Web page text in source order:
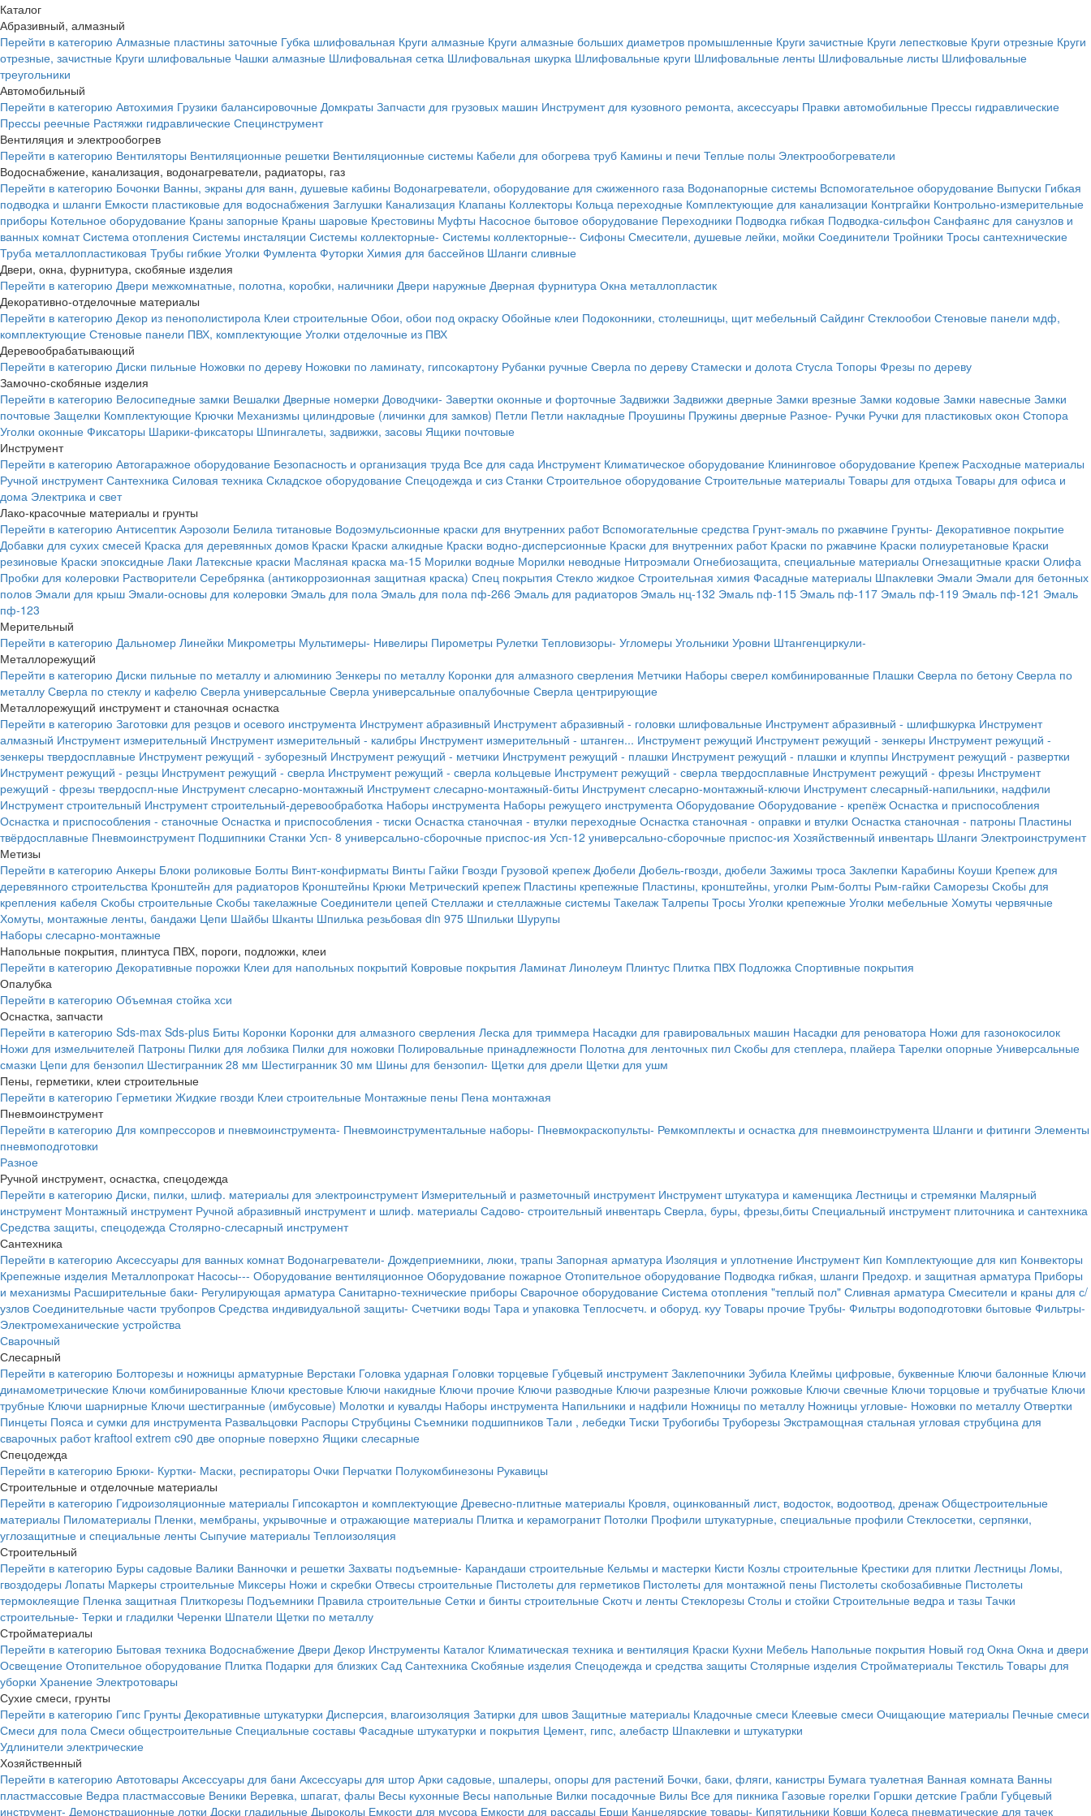
Каталог
Абразивный, алмазный
Перейти в категорию Алмазные пластины заточные Губка шлифовальная Круги алмазные Круги алмазные больших диаметров промышленные Круги зачистные Круги лепестковые Круги отрезные Круги
отрезные, зачистные Круги шлифовальные Чашки алмазные Шлифовальная сетка Шлифовальная шкурка Шлифовальные круги Шлифовальные ленты Шлифовальные листы Шлифовальные
треугольники
Автомобильный
Перейти в категорию Автохимия Грузики балансировочные Домкраты Запчасти для грузовых машин Инструмент для кузовного ремонта, аксессуары Правки автомобильные Прессы гидравлические
Прессы реечные Растяжки гидравлические Специнструмент
Вентиляция и электрообогрев
Перейти в категорию Вентиляторы Вентиляционные решетки Вентиляционные системы Кабели для обогрева труб Камины и печи Теплые полы Электрообогреватели
Водоснабжение, канализация, водонагреватели, радиаторы, газ
Перейти в категорию Бочонки Ванны, экраны для ванн, душевые кабины Водонагреватели, оборудование для сжиженного газа Водонапорные системы Вспомогательное оборудование Выпуски Гибкая
подводка и шланги Емкости пластиковые для водоснабжения Заглушки Канализация Клапаны Коллекторы Кольца переходные Комплектующие для канализации Контргайки Контрольно-измерительные
приборы Котельное оборудование Краны запорные Краны шаровые Крестовины Муфты Насосное бытовое оборудование Переходники Подводка гибкая Подводка-сильфон Санфаянс для санузлов и
ванных комнат Система отопления Системы инсталяции Системы коллекторные- Системы коллекторные-- Сифоны Смесители, душевые лейки, мойки Соединители Тройники Тросы сантехнические
Труба металлопластиковая Трубы гибкие Уголки Фумлента Футорки Химия для бассейнов Шланги сливные
Двери, окна, фурнитура, скобяные изделия
Перейти в категорию Двери межкомнатные, полотна, коробки, наличники Двери наружные Дверная фурнитура Окна металлопластик
Декоративно-отделочные материалы
Перейти в категорию Декор из пенополистирола Клеи строительные Обои, обои под окраску Обойные клеи Подоконники, столешницы, щит мебельный Сайдинг Стеклообои Стеновые панели мдф,
комплектующие Стеновые панели ПВХ, комплектующие Уголки отделочные из ПВХ
Деревообрабатывающий
Перейти в категорию Диски пильные Ножовки по дереву Ножовки по ламинату, гипсокартону Рубанки ручные Сверла по дереву Стамески и долота Стусла Топоры Фрезы по дереву
Замочно-скобяные изделия
Перейти в категорию Велосипедные замки Вешалки Дверные номерки Доводчики- Завертки оконные и форточные Задвижки Задвижки дверные Замки врезные Замки кодовые Замки навесные Замки
почтовые Защелки Комплектующие Крючки Механизмы цилиндровые (личинки для замков) Петли Петли накладные Проушины Пружины дверные Разное- Ручки Ручки для пластиковых окон Стопора
Уголки оконные Фиксаторы Шарики-фиксаторы Шпингалеты, задвижки, засовы Ящики почтовые
Инструмент
Перейти в категорию Автогаражное оборудование Безопасность и организация труда Все для сада Инструмент Климатическое оборудование Клининговое оборудование Крепеж Расходные материалы
Ручной инструмент Сантехника Силовая техника Складское оборудование Спецодежда и сиз Станки Строительное оборудование Строительные материалы Товары для отдыха Товары для офиса и
дома Электрика и свет
Лако-красочные материалы и грунты
Перейти в категорию Антисептик Аэрозоли Белила титановые Водоэмульсионные краски для внутренних работ Вспомогательные средства Грунт-эмаль по ржавчине Грунты- Декоративное покрытие
Добавки для сухих смесей Краска для деревянных домов Краски Краски алкидные Краски водно-дисперсионные Краски для внутренних работ Краски по ржавчине Краски полиуретановые Краски
резиновые Краски эпоксидные Лаки Латексные краски Масляная краска ма-15 Морилки водные Морилки неводные Нитроэмали Огнебиозащита, специальные материалы Огнезащитные краски Олифа
Пробки для колеровки Растворители Серебрянка (антикоррозионная защитная краска) Спец покрытия Стекло жидкое Строительная химия Фасадные материалы Шпаклевки Эмали Эмали для бетонных
полов Эмали для крыш Эмали-основы для колеровки Эмаль для пола Эмаль для пола пф-266 Эмаль для радиаторов Эмаль нц-132 Эмаль пф-115 Эмаль пф-117 Эмаль пф-119 Эмаль пф-121 Эмаль
пф-123
Мерительный
Перейти в категорию Дальномер Линейки Микрометры Мультимеры- Нивелиры Пирометры Рулетки Тепловизоры- Угломеры Угольники Уровни Штангенциркули-
Металлорежущий
Перейти в категорию Диски пильные по металлу и алюминию Зенкеры по металлу Коронки для алмазного сверления Метчики Наборы сверел комбинированные Плашки Сверла по бетону Сверла по
металлу Сверла по стеклу и кафелю Сверла универсальные Сверла универсальные опалубочные Сверла центрирующие
Металлорежущий инструмент и станочная оснастка
Перейти в категорию Заготовки для резцов и осевого инструмента Инструмент абразивный Инструмент абразивный - головки шлифовальные Инструмент абразивный - шлифшкурка Инструмент
алмазный Инструмент измерительный Инструмент измерительный - калибры Инструмент измерительный - штанген... Инструмент режущий Инструмент режущий - зенкеры Инструмент режущий -
зенкеры твердосплавные Инструмент режущий - зуборезный Инструмент режущий - метчики Инструмент режущий - плашки Инструмент режущий - плашки и клуппы Инструмент режущий - развертки
Инструмент режущий - резцы Инструмент режущий - сверла Инструмент режущий - сверла кольцевые Инструмент режущий - сверла твердосплавные Инструмент режущий - фрезы Инструмент
режущий - фрезы твердоспл-ные Инструмент слесарно-монтажный Инструмент слесарно-монтажный-биты Инструмент слесарно-монтажный-ключи Инструмент слесарный-напильники, надфили
Инструмент строительный Инструмент строительный-деревообработка Наборы инструмента Наборы режущего инструмента Оборудование Оборудование - крепёж Оснастка и приспособления
Оснастка и приспособления - станочные Оснастка и приспособления - тиски Оснастка станочная - втулки переходные Оснастка станочная - оправки и втулки Оснастка станочная - патроны Пластины
твёрдосплавные Пневмоинструмент Подшипники Станки Усп- 8 универсально-сборочные приспос-ия Усп-12 универсально-сборочные приспос-ия Хозяйственный инвентарь Шланги Электроинструмент
Метизы
Перейти в категорию Анкеры Блоки роликовые Болты Винт-конфирматы Винты Гайки Гвозди Грузовой крепеж Дюбели Дюбель-гвозди, дюбели Зажимы троса Заклепки Карабины Коуши Крепеж для
деревянного строительства Кронштейн для радиаторов Кронштейны Крюки Метрический крепеж Пластины крепежные Пластины, кронштейны, уголки Рым-болты Рым-гайки Саморезы Скобы для
крепления кабеля Скобы строительные Скобы такелажные Соединители цепей Стеллажи и стеллажные системы Такелаж Талрепы Тросы Уголки крепежные Уголки мебельные Хомуты червячные
Хомуты, монтажные ленты, бандажи Цепи Шайбы Шканты Шпилька резьбовая din 975 Шпильки Шурупы
Наборы слесарно-монтажные
Напольные покрытия, плинтуса ПВХ, пороги, подложки, клеи
Перейти в категорию Декоративные порожки Клеи для напольных покрытий Ковровые покрытия Ламинат Линолеум Плинтус Плитка ПВХ Подложка Спортивные покрытия
Опалубка
Перейти в категорию Объемная стойка хси
Оснастка, запчасти
Перейти в категорию Sds-max Sds-plus Биты Коронки Коронки для алмазного сверления Леска для триммера Насадки для гравировальных машин Насадки для реноватора Ножи для газонокосилок
Ножи для измельчителей Патроны Пилки для лобзика Пилки для ножовки Полировальные принадлежности Полотна для ленточных пил Скобы для степлера, плайера Тарелки опорные Универсальные
смазки Цепи для бензопил Шестигранник 28 мм Шестигранник 30 мм Шины для бензопил- Щетки для дрели Щетки для ушм
Пены, герметики, клеи строительные
Перейти в категорию Герметики Жидкие гвозди Клеи строительные Монтажные пены Пена монтажная
Пневмоинструмент
Перейти в категорию Для компрессоров и пневмоинструмента- Пневмоинструментальные наборы- Пневмокраскопульты- Ремкомплекты и оснастка для пневмоинструмента Шланги и фитинги Элементы
пневмоподготовки
Разное
Ручной инструмент, оснастка, спецодежда
Перейти в категорию Диски, пилки, шлиф. материалы для электроинструмент Измерительный и разметочный инструмент Инструмент штукатура и каменщика Лестницы и стремянки Малярный
инструмент Монтажный инструмент Ручной абразивный инструмент и шлиф. материалы Садово- строительный инвентарь Сверла, буры, фрезы,биты Специальный инструмент плиточника и сантехника
Средства защиты, спецодежда Столярно-слесарный инструмент
Сантехника
Перейти в категорию Аксессуары для ванных комнат Водонагреватели- Дождеприемники, люки, трапы Запорная арматура Изоляция и уплотнение Инструмент Кип Комплектующие для кип Конвекторы
Крепежные изделия Металлопрокат Насосы--- Оборудование вентиляционное Оборудование пожарное Отопительное оборудование Подводка гибкая, шланги Предохр. и защитная арматура Приборы
и механизмы Расширительные баки- Регулирующая арматура Санитарно-технические приборы Сварочное оборудование Система отопления "теплый пол" Сливная арматура Смесители и краны для с/
узлов Соединительные части трубопров Средства индивидуальной защиты- Счетчики воды Тара и упаковка Теплосчетч. и оборуд. куу Товары прочие Трубы- Фильтры водоподготовки бытовые Фильтры-
Электромеханические устройства
Сварочный
Слесарный
Перейти в категорию Болторезы и ножницы арматурные Верстаки Головка ударная Головки торцевые Губцевый инструмент Заклепочники Зубила Клеймы цифровые, буквенные Ключи балонные Ключи
динамометрические Ключи комбинированные Ключи крестовые Ключи накидные Ключи прочие Ключи разводные Ключи разрезные Ключи рожковые Ключи свечные Ключи торцовые и трубчатые Ключи
трубные Ключи шарнирные Ключи шестигранные (имбусовые) Молотки и кувалды Наборы инструмента Напильники и надфили Ножницы по металлу Ножницы угловые- Ножовки по металлу Отвертки
Пинцеты Пояса и сумки для инструмента Развальцовки Распоры Струбцины Съемники подшипников Тали , лебедки Тиски Трубогибы Труборезы Экстрамощная стальная угловая струбцина для
сварочных работ kraftool extrem c90 две опорные поверхно Ящики слесарные
Спецодежда
Перейти в категорию Брюки- Куртки- Маски, респираторы Очки Перчатки Полукомбинезоны Рукавицы
Строительные и отделочные материалы
Перейти в категорию Гидроизоляционные материалы Гипсокартон и комплектующие Древесно-плитные материалы Кровля, оцинкованный лист, водосток, водоотвод, дренаж Общестроительные
материалы Пиломатериалы Пленки, мембраны, укрывочные и отражающие материалы Плитка и керамогранит Потолки Профили штукатурные, специальные профили Стеклосетки, серпянки,
углозащитные и специальные ленты Сыпучие материалы Теплоизоляция
Строительный
Перейти в категорию Буры садовые Валики Ванночки и решетки Захваты подъемные- Карандаши строительные Кельмы и мастерки Кисти Козлы строительные Крестики для плитки Лестницы Ломы,
гвоздодеры Лопаты Маркеры строительные Миксеры Ножи и скребки Отвесы строительные Пистолеты для герметиков Пистолеты для монтажной пены Пистолеты скобозабивные Пистолеты
термоклеящие Пленка защитная Плиткорезы Подъемники Правила строительные Сетки и бинты строительные Скотч и ленты Стеклорезы Столы и стойки Строительные ведра и тазы Тачки
строительные- Терки и гладилки Черенки Шпатели Щетки по металлу
Стройматериалы
Перейти в категорию Бытовая техника Водоснабжение Двери Декор Инструменты Каталог Климатическая техника и вентиляция Краски Кухни Мебель Напольные покрытия Новый год Окна Окна и двери
Освещение Отопительное оборудование Плитка Подарки для близких Сад Сантехника Скобяные изделия Спецодежда и средства защиты Столярные изделия Стройматериалы Текстиль Товары для
уборки Хранение Электротовары
Сухие смеси, грунты
Перейти в категорию Гипс Грунты Декоративные штукатурки Дисперсия, влагоизоляция Затирки для швов Защитные материалы Кладочные смеси Клеевые смеси Очищающие материалы Печные смеси
Смеси для пола Смеси общестроительные Специальные составы Фасадные штукатурки и покрытия Цемент, гипс, алебастр Шпаклевки и штукатурки
Удлинители электрические
Хозяйственный
Перейти в категорию Автотовары Аксессуары для бани Аксессуары для штор Арки садовые, шпалеры, опоры для растений Бочки, баки, фляги, канистры Бумага туалетная Ванная комната Ванны
пластмассовые Ведра пластмассовые Веники Веревка, шпагат, фалы Весы кухонные Весы напольные Вилки посадочные Вилы Все для пикника Газовые горелки Горшки детские Грабли Губцевый
инструмент- Демонстрационные лотки Доски гладильные Дыроколы Емкости для мусора Емкости для рассады Ерши Канцелярские товары- Кипятильники Ковши Колеса пневматические для тачек